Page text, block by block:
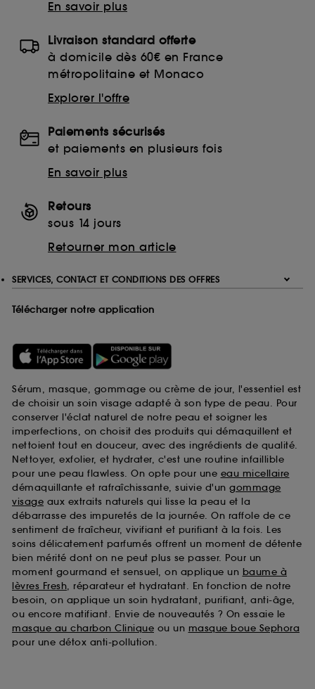
En savoir plus
Livraison standard offerte
à domicile dès 60€ en France
métropolitaine et Monaco
Explorer l'offre
Paiements sécurisés
et paiements en plusieurs fois
En savoir plus
Retours
sous 14 jours
Retourner mon article
SERVICES, CONTACT ET CONDITIONS DES OFFRES
Télécharger notre application
Sérum, masque, gommage ou crème de jour, l'essentiel est
de choisir un soin visage adapté à son type de peau. Pour
conserver l'éclat naturel de notre peau et soigner les
imperfections, on choisit des produits qui démaquillent et
nettoient tout en douceur, avec des ingrédients de qualité.
Nettoyer, exfolier, et hydrater, c'est une routine infaillible
pour une peau flawless. On opte pour une eau micellaire
démaquillante et rafraîchissante, suivie d'un gommage
visage aux extraits naturels qui lisse la peau et la
débarrasse des impuretés de la journée. On raffole de ce
sentiment de fraîcheur, vivifiant et purifiant à la fois. Les
soins délicatement parfumés offrent un moment de détente
bien mérité dont on ne peut plus se passer. Pour un
moment gourmand et sensuel, on applique un baume à
lèvres Fresh, réparateur et hydratant. En fonction de notre
besoin, on applique un soin hydratant, purifiant, anti-âge,
ou encore matifiant. Envie de nouveautés ? On essaie le
masque au charbon Clinique ou un masque boue Sephora
pour une détox anti-pollution.